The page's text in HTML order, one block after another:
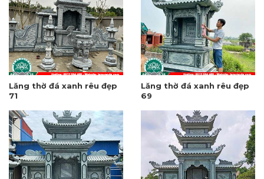
Lăng thờ đá xanh rêu đẹp
71
Lăng thờ đá xanh rêu đẹp
69